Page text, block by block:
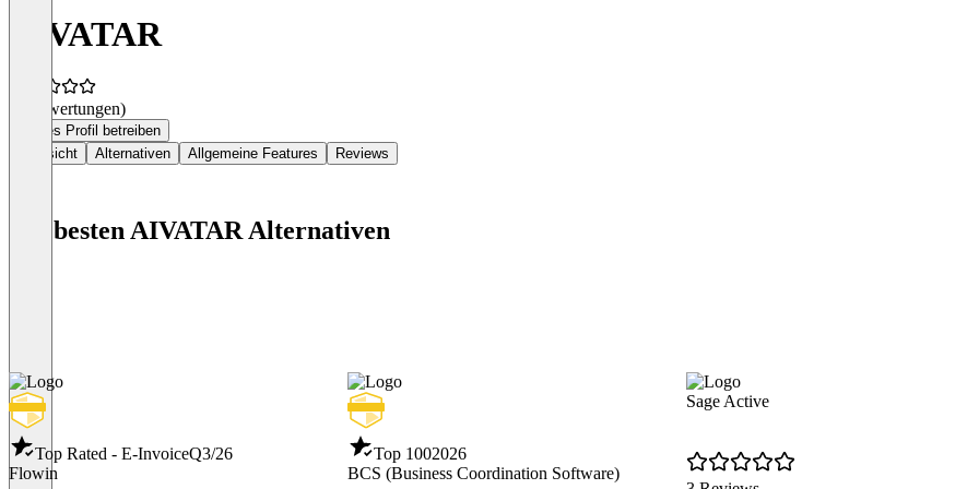
AIVATAR
(0 Bewertungen)
Dieses Profil betreiben
Übersicht
Alternativen Allgemeine Features Reviews
Die besten AIVATAR Alternativen
Top Rated - E-InvoiceQ3/26
Flowin
Top 1002026
BCS (Business Coordination Software)
Sage Active